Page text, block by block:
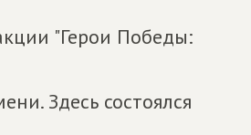
"Герои Победы:
Здесь состоялся